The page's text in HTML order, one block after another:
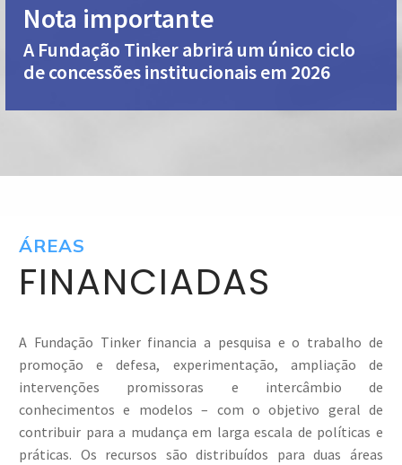
Nota importante
A Fundação Tinker abrirá um único ciclo
de concessões institucionais em 2026
ÁREAS
FINANCIADAS
A Fundação Tinker financia a pesquisa e o trabalho de
promoção e defesa, experimentação, ampliação de
intervenções promissoras e intercâmbio de
conhecimentos e modelos – com o objetivo geral de
contribuir para a mudança em larga escala de políticas e
práticas. Os recursos são distribuídos para duas áreas